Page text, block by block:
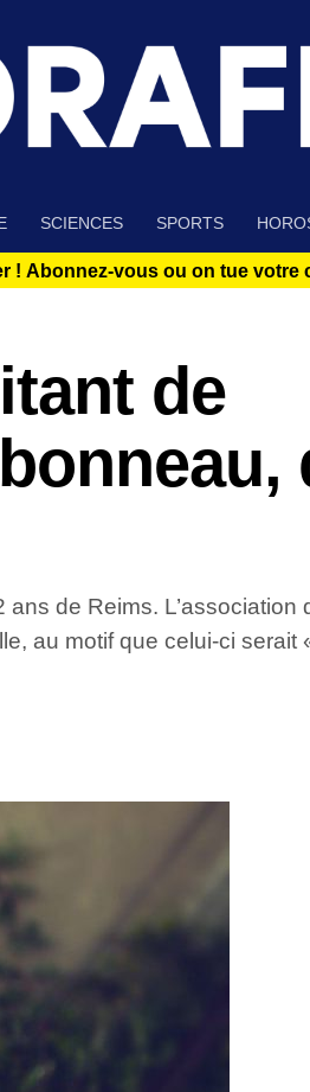
SCIENCES SPORTS
! Abonnez-vous ou on tue votre
de
de Reims. L’association
au motif que celui-ci serait